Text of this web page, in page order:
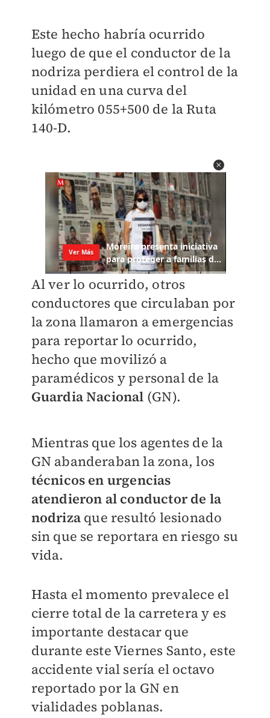
Este hecho habría ocurrido
luego de que el conductor de la
nodriza perdiera el control de la
unidad en una curva del
kilómetro 055+500 de la Ruta
140-D.
Al ver lo ocurrido, otros
conductores que circulaban por
la zona llamaron a emergencias
para reportar lo ocurrido,
hecho que movilizó a
paramédicos y personal de la
Guardia Nacional (GN).
Mientras que los agentes de la
GN abanderaban la zona, los
técnicos en urgencias
atendieron al conductor de la
nodriza que resultó lesionado
sin que se reportara en riesgo su
vida.
Hasta el momento prevalece el
cierre total de la carretera y es
importante destacar que
durante este Viernes Santo, este
accidente vial sería el octavo
reportado por la GN en
vialidades poblanas.